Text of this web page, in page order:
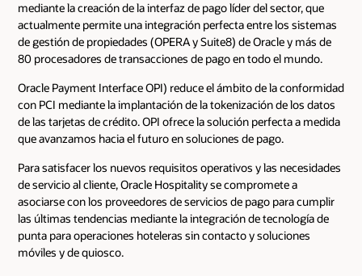
mediante la creación de la interfaz de pago líder del sector, que
actualmente permite una integración perfecta entre los sistemas
de gestión de propiedades (OPERA y Suite8) de Oracle y más de
80 procesadores de transacciones de pago en todo el mundo.
Oracle Payment Interface OPI) reduce el ámbito de la conformidad
con PCI mediante la implantación de la tokenización de los datos
de las tarjetas de crédito. OPI ofrece la solución perfecta a medida
que avanzamos hacia el futuro en soluciones de pago.
Para satisfacer los nuevos requisitos operativos y las necesidades
de servicio al cliente, Oracle Hospitality se compromete a
asociarse con los proveedores de servicios de pago para cumplir
las últimas tendencias mediante la integración de tecnología de
punta para operaciones hoteleras sin contacto y soluciones
móviles y de quiosco.